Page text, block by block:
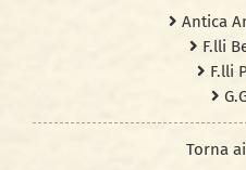
Antica
F.lli
F.lli
Torna